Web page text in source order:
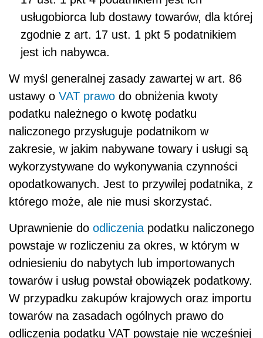
usługobiorca lub dostawy towarów, dla której
zgodnie z art. 17 ust. 1 pkt 5 podatnikiem
jest ich nabywca.
W myśl generalnej zasady zawartej w art. 86
ustawy o VAT prawo do obniżenia kwoty
podatku należnego o kwotę podatku
naliczonego przysługuje podatnikom w
zakresie, w jakim nabywane towary i usługi są
wykorzystywane do wykonywania czynności
opodatkowanych. Jest to przywilej podatnika, z
którego może, ale nie musi skorzystać.
Uprawnienie do odliczenia podatku naliczonego
powstaje w rozliczeniu za okres, w którym w
odniesieniu do nabytych lub importowanych
towarów i usług powstał obowiązek podatkowy.
W przypadku zakupów krajowych oraz importu
towarów na zasadach ogólnych prawo do
odliczenia podatku VAT powstaje nie wcześniej